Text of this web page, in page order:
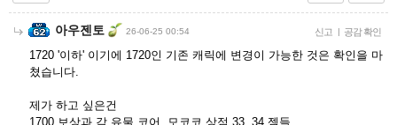
아우젠토 26-06-25 00:54 신고 | 공감 확인
1720 '이하' 이기에 1720인 기존 캐릭에 변경이 가능한 것은 확인을 마
쳤습니다.
제가 하고 싶은건
1700 보상과 각 유물 코어, 모코코 상점 33, 34 젬들